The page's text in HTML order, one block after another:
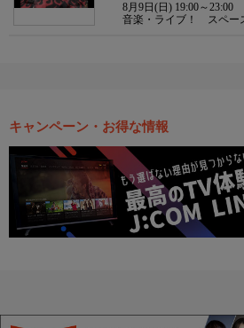
8月9日(日) 19:00～23:00
音楽・ライブ！ スペー
キャンペーン・お得な情報